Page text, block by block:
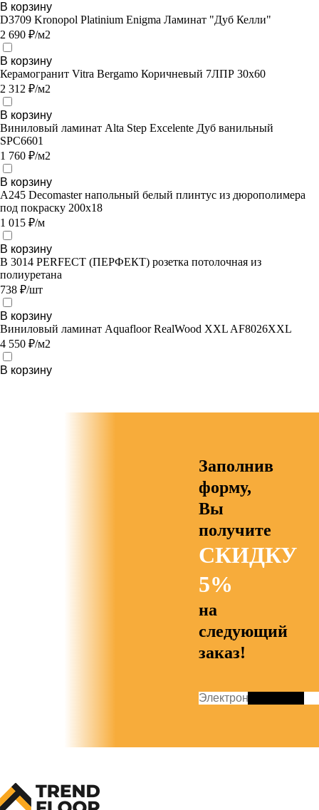
В корзину
D3709 Kronopol Platinium Enigma Ламинат "Дуб Келли"
2 690 ₽/м2
В корзину
Керамогранит Vitra Bergamo Коричневый 7ЛПР 30х60
2 312 ₽/м2
В корзину
Виниловый ламинат Alta Step Excelente Дуб ванильный
SPC6601
1 760 ₽/м2
В корзину
A245 Decomaster напольный белый плинтус из дюрополимера
под покраску 200x18
1 015 ₽/м
В корзину
В 3014 PERFECT (ПЕРФЕКТ) розетка потолочная из
полиуретана
738 ₽/шт
В корзину
Виниловый ламинат Aquafloor RealWood XXL AF8026XXL
4 550 ₽/м2
В корзину
Заполнив
форму,
Вы
получите
СКИДКУ
5%
на
следующий
заказ!